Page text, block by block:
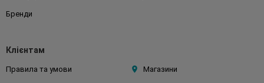
Бренди
Клієнтам
Правила та умови Магазини